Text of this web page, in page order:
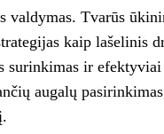
valdymas. Tvarūs
kaip lašelinis
surinkimas ir
augalų